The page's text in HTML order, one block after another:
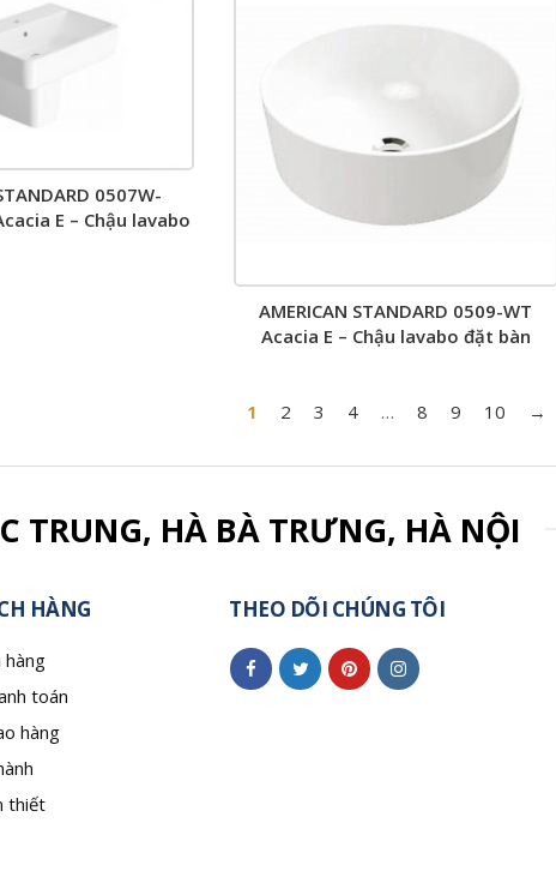
0507W-
E – Chậu lavabo
AMERICAN STANDARD 0509-WT
Acacia E – Chậu lavabo đặt bàn
1 2 3 4 … 8 9 10 →
TRUNG, HÀ BÀ TRƯNG, HÀ NỘI
HÀNG
hàng
toán
hàng
thiết
THEO DÕI CHÚNG TÔI